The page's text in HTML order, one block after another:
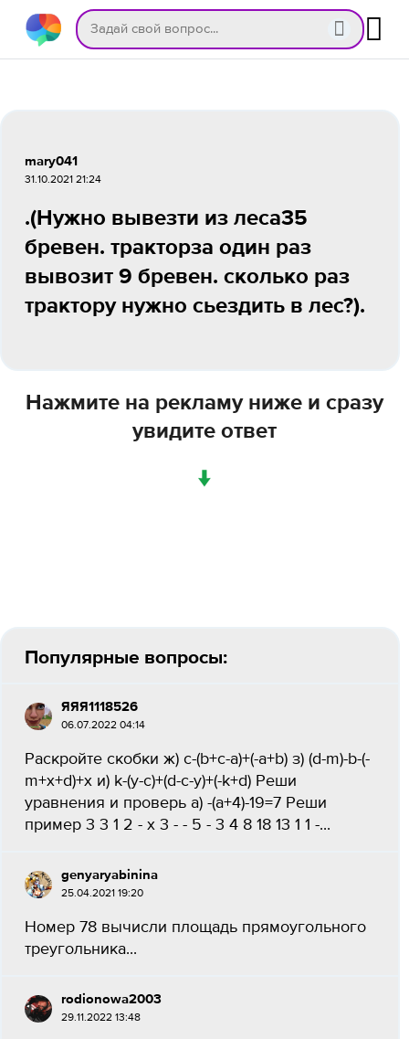
mary041
31.10.2021 21:24
.(Нужно вывезти из леса35
бревен. тракторза один раз
вывозит 9 бревен. сколько раз
трактору нужно сьездить в лес?).
Нажмите на рекламу ниже и сразу
увидите ответ
↓
Популярные вопросы:
ЯЯЯ1118526
06.07.2022 04:14
Раскройте скобки ж) с-(b+c-a)+(-a+b) з) (d-m)-b-(-
m+x+d)+x и) k-(y-c)+(d-c-y)+(-k+d) Реши
уравнения и проверь а) -(а+4)-19=7 Реши
пример 3 3 1 2 - х 3 - - 5 - 3 4 8 18 13 1 1 -...
genyaryabinina
25.04.2021 19:20
Номер 78 вычисли площадь прямоугольного
треугольника...
rodionowa2003
29.11.2022 13:48